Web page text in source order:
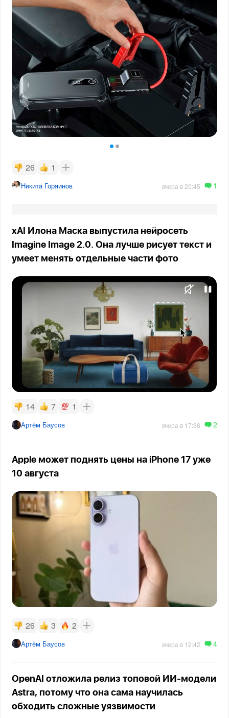
26 1
Никита Горяинов вчера в 20:45 1
xAI Илона Маска выпустила нейросеть
Imagine Image 2.0. Она лучше рисует текст и
умеет менять отдельные части фото
14 7 1
Артём Баусов вчера в 17:38 2
Apple может поднять цены на iPhone 17 уже
10 августа
26 3 2
Артём Баусов вчера в 12:42 4
OpenAI отложила релиз топовой ИИ-модели
Astra, потому что она сама научилась
обходить сложные уязвимости